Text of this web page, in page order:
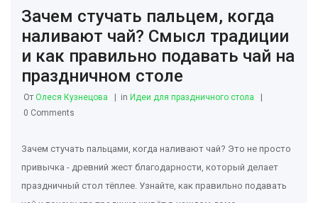
Зачем стучать пальцем, когда
наливают чай? Смысл традиции
и как правильно подавать чай на
праздничном столе
От Олеся Кузнецова in Идеи для праздничного стола
0 Comments
Зачем стучать пальцами, когда наливают чай? Это не просто
привычка - древний жест благодарности, который делает
праздничный стол тёплее. Узнайте, как правильно подавать